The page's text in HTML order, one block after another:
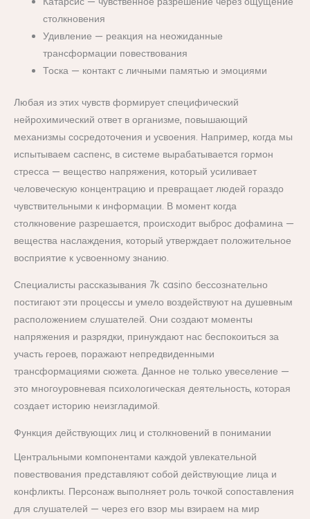
столкновения
Удивление — реакция на неожиданные
трансформации повествования
Тоска — контакт с личными памятью и эмоциями
Любая из этих чувств формирует специфический
нейрохимический ответ в организме, повышающий
механизмы сосредоточения и усвоения. Например, когда мы
испытываем саспенс, в системе вырабатывается гормон
стресса — вещество напряжения, который усиливает
человеческую концентрацию и превращает людей гораздо
чувствительными к информации. В момент когда
столкновение разрешается, происходит выброс дофамина —
вещества наслаждения, который утверждает положительное
восприятие к усвоенному знанию.
Специалисты рассказывания 7k casino бессознательно
постигают эти процессы и умело воздействуют на душевным
расположением слушателей. Они создают моменты
напряжения и разрядки, принуждают нас беспокоиться за
участь героев, поражают непредвиденными
трансформациями сюжета. Данное не только увеселение —
это многоуровневая психологическая деятельность, которая
создает историю неизгладимой.
Функция действующих лиц и столкновений в понимании
Центральными компонентами каждой увлекательной
повествования представляют собой действующие лица и
конфликты. Персонаж выполняет роль точкой сопоставления
для слушателей — через его взор мы взираем на мир